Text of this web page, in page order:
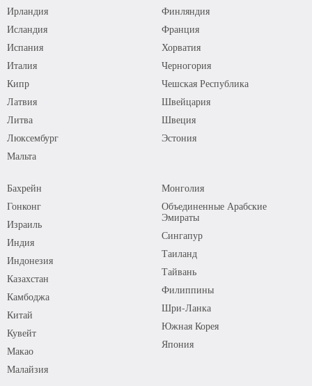
Ирландия
Исландия
Испания
Италия
Кипр
Латвия
Литва
Люксембург
Мальта
Финляндия
Франция
Хорватия
Черногория
Чешская Республика
Швейцария
Швеция
Эстония
Бахрейн
Гонконг
Израиль
Индия
Индонезия
Казахстан
Камбоджа
Китай
Кувейт
Макао
Малайзия
Монголия
Объединенные Арабские
Эмираты
Сингапур
Таиланд
Тайвань
Филиппины
Шри-Ланка
Южная Корея
Япония